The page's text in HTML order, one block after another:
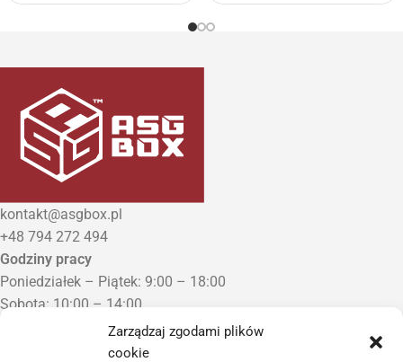
Zarządzaj zgodami plików
cookie
kontakt@asgbox.pl
+48 794 272 494
Godziny pracy
Poniedziałek – Piątek: 9:00 – 18:00
Sobota: 10:00 – 14:00
Niedziela: Zamknięte
Punkt Odbioru zamówień